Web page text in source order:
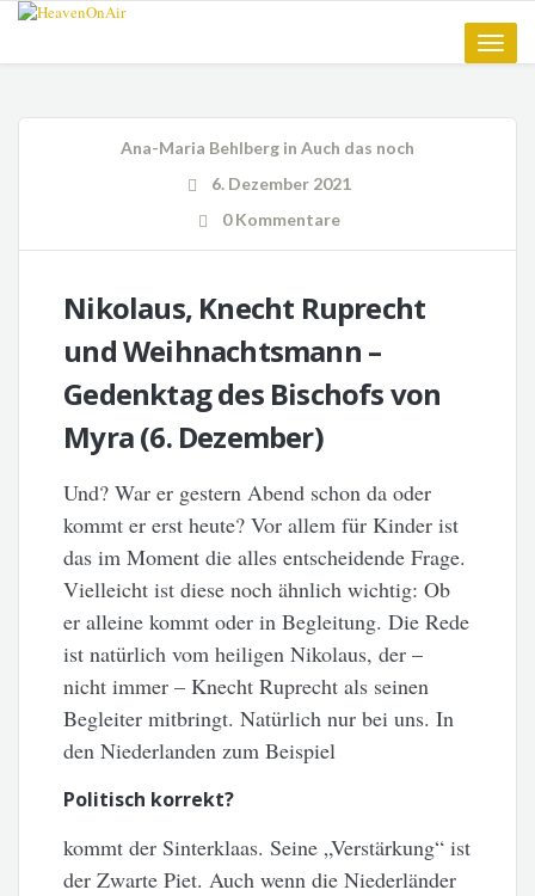
Toggle
Ana-Maria Behlberg in Auch das noch
6. Dezember 2021
0 Kommentare
Nikolaus, Knecht Ruprecht
und Weihnachtsmann –
Gedenktag des Bischofs von
Myra (6. Dezember)
Und? War er gestern Abend schon da oder
kommt er erst heute? Vor allem für Kinder ist
das im Moment die alles entscheidende Frage.
Vielleicht ist diese noch ähnlich wichtig: Ob
er alleine kommt oder in Begleitung. Die Rede
ist natürlich vom heiligen Nikolaus, der –
nicht immer – Knecht Ruprecht als seinen
Begleiter mitbringt. Natürlich nur bei uns. In
den Niederlanden zum Beispiel
Politisch korrekt?
kommt der Sinterklaas. Seine „Verstärkung“ ist
der Zwarte Piet. Auch wenn die Niederländer